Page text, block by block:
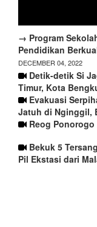
→ Program
Pendidikan
DECEMBER 04, 2022
Detik-detik Si
Timur, Kota
Evakuasi
Jatuh di Nginggil,
Reog
Bekuk 5
Pil Ekstasi dari